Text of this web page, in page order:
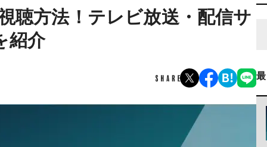
聴方法！テレビ放送・配信サ
紹介